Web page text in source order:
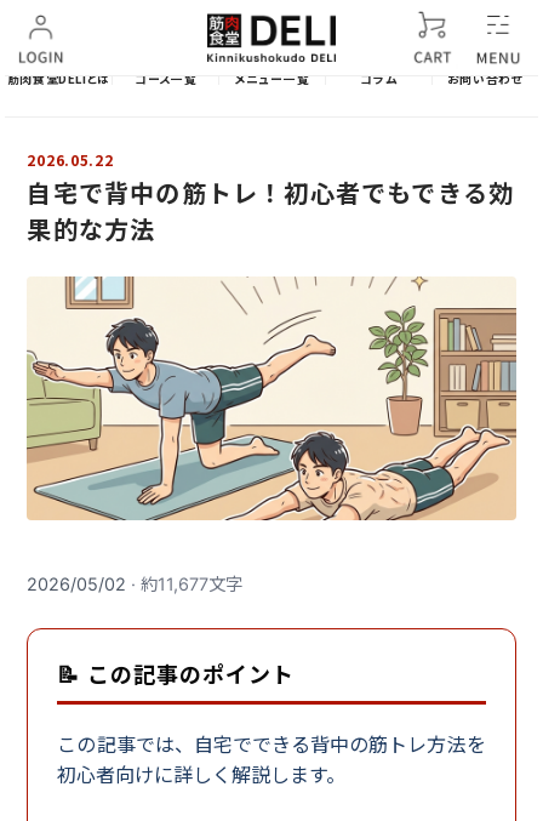
筋肉食堂DELIとは コース一覧 メニュー一覧 コラム お問い合わせ
2026.05.22
自宅で背中の筋トレ！初心者でもできる効
果的な方法
2026/05/02 · 約11,677文字
📝 この記事のポイント
この記事では、自宅でできる背中の筋トレ方法を
初心者向けに詳しく解説します。